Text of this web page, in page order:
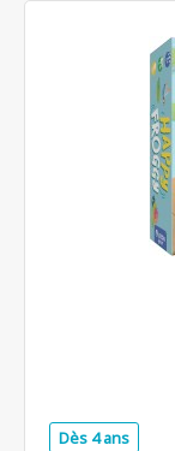
Dès 4 ans